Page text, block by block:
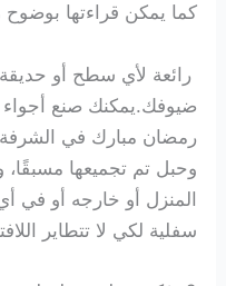
كما يمكن قراءتها بوضوح
رائعة لأي سطح أو
ضيوفك.يمكنك صنع أجواء
رمضان مبارك في
وحبل تم تجميعها
المنزل أو خارجه أو في
سفلية لكي لا تتطاير